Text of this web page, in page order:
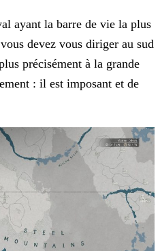
ayant la barre de vie la plus
devez vous diriger au sud
précisément à la grande
: il est imposant et de